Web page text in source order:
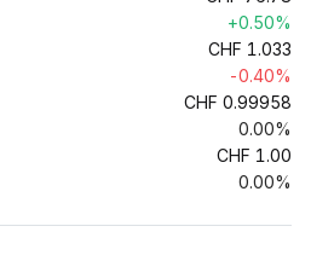
+0.50%
CHF 1.033
-0.40%
CHF 0.99958
0.00%
CHF 1.00
0.00%